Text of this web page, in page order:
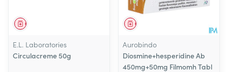
Geneesmiddel
E.L. Laboratories
Circulacreme 50g
Geneesmiddel
Aurobindo
Diosmine+hesperidine Ab
450mg+50mg Filmomh Tabl